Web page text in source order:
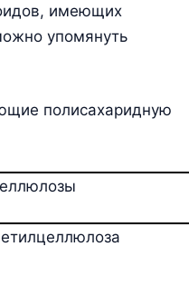
имеющих
упомянуть
полисахаридную